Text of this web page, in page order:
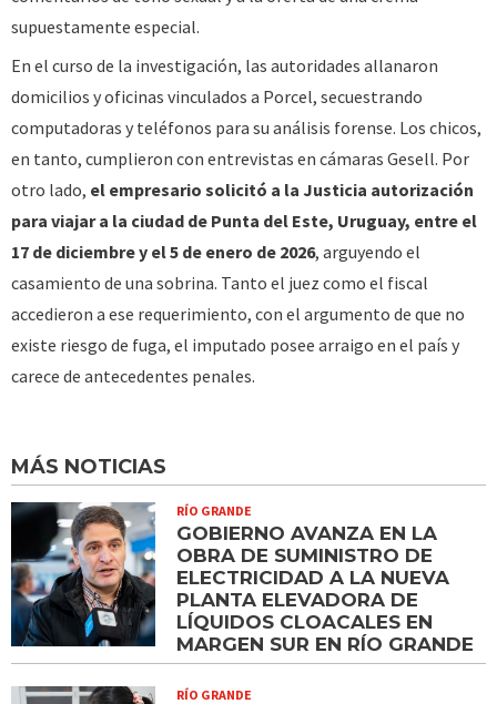
supuestamente especial.
En el curso de la investigación, las autoridades allanaron
domicilios y oficinas vinculados a Porcel, secuestrando
computadoras y teléfonos para su análisis forense. Los chicos,
en tanto, cumplieron con entrevistas en cámaras Gesell. Por
otro lado, el empresario solicitó a la Justicia autorización
para viajar a la ciudad de Punta del Este, Uruguay, entre el
17 de diciembre y el 5 de enero de 2026, arguyendo el
casamiento de una sobrina. Tanto el juez como el fiscal
accedieron a ese requerimiento, con el argumento de que no
existe riesgo de fuga, el imputado posee arraigo en el país y
carece de antecedentes penales.
MÁS NOTICIAS
RÍO GRANDE
GOBIERNO AVANZA EN LA
OBRA DE SUMINISTRO DE
ELECTRICIDAD A LA NUEVA
PLANTA ELEVADORA DE
LÍQUIDOS CLOACALES EN
MARGEN SUR EN RÍO GRANDE
RÍO GRANDE